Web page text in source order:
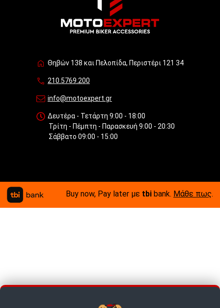
Θηβών 138 και Πελοπίδα, Περιστέρι 121 34
210.5769.200
info@motoexpert.gr
Δευτέρα - Τετάρτη 9:00 - 18:00
Τρίτη - Πέμπτη - Παρασκευή 9:00 - 20:30
Σάββατο 09:00 - 15:00
Buy now, Pay later με tbi bank. Μάθε πως.